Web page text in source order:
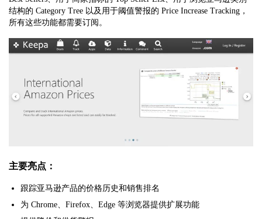
结构的 Category Tree 以及用于阈值警报的 Price Increase Tracking，
所有这些功能都需要订阅。
主要亮点：
跟踪亚马逊产品的价格历史和销售排名
为 Chrome、Firefox、Edge 等浏览器提供扩展功能